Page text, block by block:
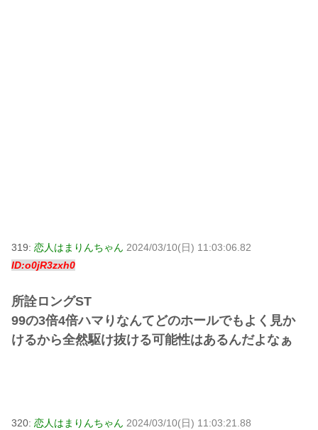
319: 恋人はまりんちゃん 2024/03/10(日) 11:03:06.82
ID:o0jR3zxh0
所詮ロングST
99の3倍4倍ハマりなんてどのホールでもよく見か
けるから全然駆け抜ける可能性はあるんだよなぁ
320: 恋人はまりんちゃん 2024/03/10(日) 11:03:21.88